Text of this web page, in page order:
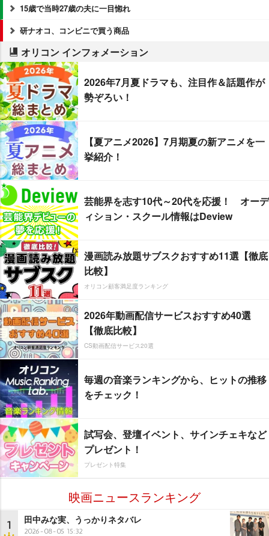
15歳で当時27歳の夫に一目惚れ
研ナオコ、コンビニで買う商品
オリコン インフォメーション
2026年7月夏ドラマも、注目作＆話題作が
勢ぞろい！
【夏アニメ2026】7月期夏の新アニメを一
挙紹介！
芸能界を志す10代～20代を応援！ オーデ
ィション・スクール情報はDeview
漫画読み放題サブスクおすすめ11選【徹底
比較】
オリコン顧客満足度ランキング
2026年動画配信サービスおすすめ40選
【徹底比較】
CS動画配信サービス20選
毎週の音楽ランキングから、ヒットの推移
をチェック！
試写会、登壇イベント、サインチェキなど
プレゼント！
プレゼント特集
映画ニュースランキング
1 田中みな実、うっかりネタバレ
2026-08-05 15:32